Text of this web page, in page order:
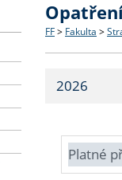
Struktura
Strategie
Fakultní
Co
Učitelské
O vědě a
Aktuální
FF > Fakulta >
2026
Platné